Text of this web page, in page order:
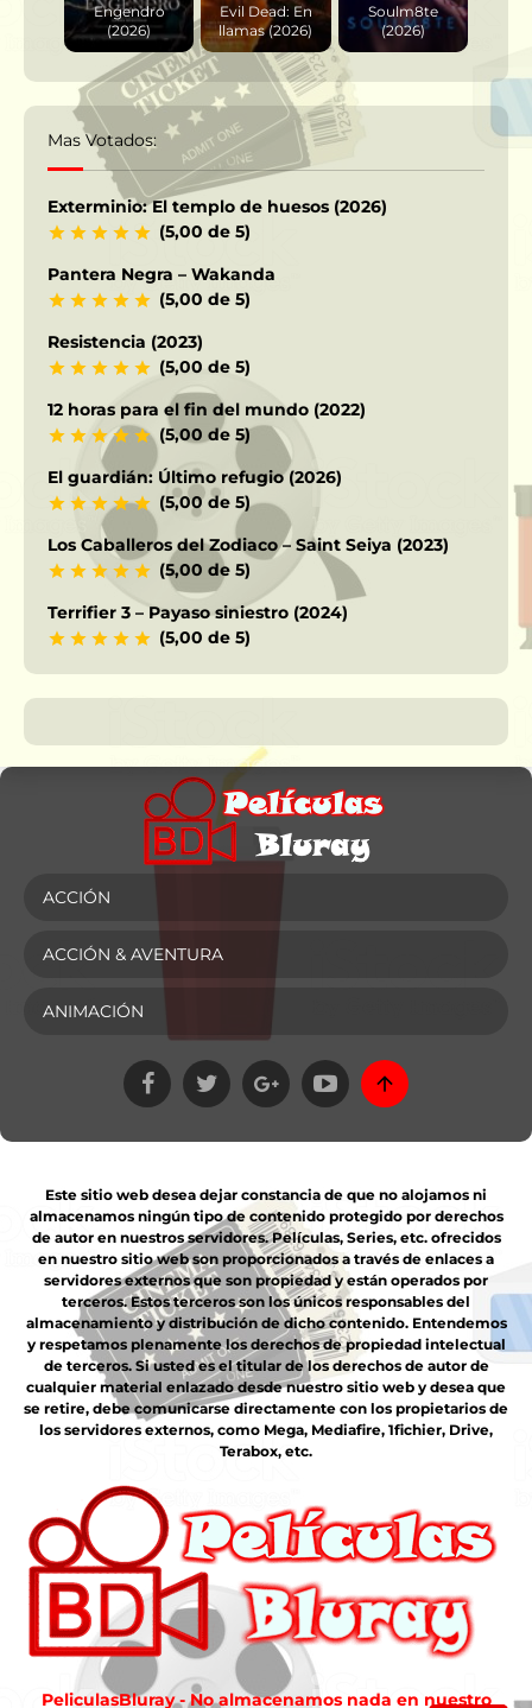
Engendro
(2026)
Evil Dead: En
llamas (2026)
Soulm8te
(2026)
Mas Votados:
Exterminio: El templo de huesos (2026)
(5,00 de 5)
Pantera Negra – Wakanda
(5,00 de 5)
Resistencia (2023)
(5,00 de 5)
12 horas para el fin del mundo (2022)
(5,00 de 5)
El guardián: Último refugio (2026)
(5,00 de 5)
Los Caballeros del Zodiaco – Saint Seiya (2023)
(5,00 de 5)
Terrifier 3 – Payaso siniestro (2024)
(5,00 de 5)
ACCIÓN
ACCIÓN & AVENTURA
ANIMACIÓN
Este sitio web desea dejar constancia de que no alojamos ni
almacenamos ningún tipo de contenido protegido por derechos
de autor en nuestros servidores. Películas, Series, etc. ofrecidos
en nuestro sitio web son proporcionados a través de enlaces a
servidores externos que son propiedad y están operados por
terceros. Estos terceros son los únicos responsables del
almacenamiento y distribución de dicho contenido. Entendemos
y respetamos plenamente los derechos de propiedad intelectual
de terceros. Si usted es el titular de los derechos de autor de
cualquier material enlazado desde nuestro sitio web y desea que
se retire, debe comunicarse directamente con los propietarios de
los servidores externos, como Mega, Mediafire, 1fichier, Drive,
Terabox, etc.
PeliculasBluray - No almacenamos nada en nuestro